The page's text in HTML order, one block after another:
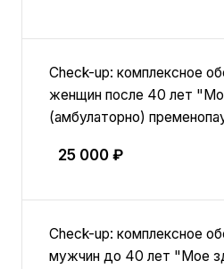
Check-up: комплексное
женщин после 40 лет
(амбулаторно)
25 000 ₽
Check-up: комплексное
мужчин до 40 лет "Мое